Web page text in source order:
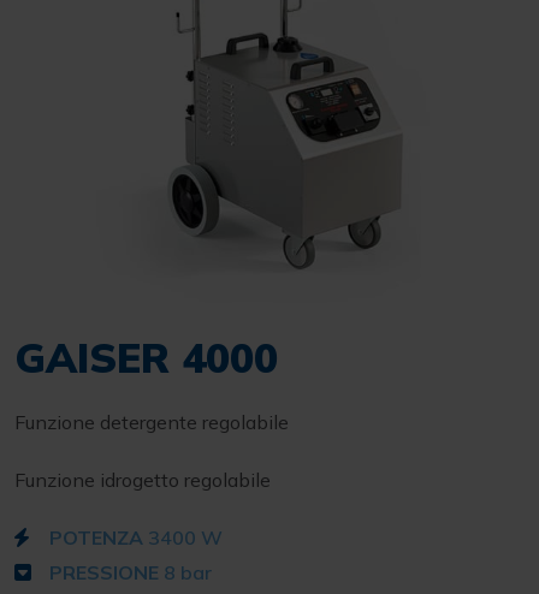
GAISER 4000
Funzione detergente regolabile
Funzione idrogetto regolabile
POTENZA 3400 W
PRESSIONE 8 bar